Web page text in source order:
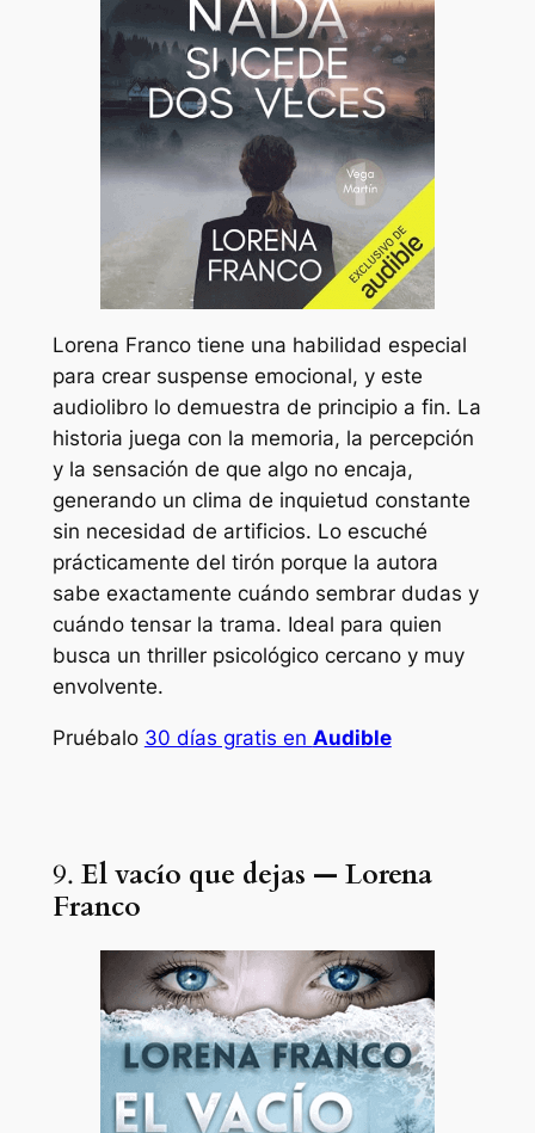
Lorena Franco tiene una habilidad especial
para crear suspense emocional, y este
audiolibro lo demuestra de principio a fin. La
historia juega con la memoria, la percepción
y la sensación de que algo no encaja,
generando un clima de inquietud constante
sin necesidad de artificios. Lo escuché
prácticamente del tirón porque la autora
sabe exactamente cuándo sembrar dudas y
cuándo tensar la trama. Ideal para quien
busca un thriller psicológico cercano y muy
envolvente.
Pruébalo 30 días gratis en Audible
9.El vacío que dejas — Lorena
Franco